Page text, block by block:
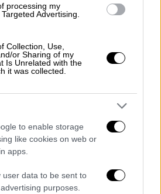
processing my
Advertising.
Collection, Use,
or Sharing of my
Is Unrelated with the
it was collected.
to enable storage
like cookies on web or
apps.
user data to be sent to
purposes.
μέρες και ώρες του
από τους
έχουμε διορίσει κι
σύμβουλο για να γίνει με
-αντιγραφή.
είναι ότι
θα
σήμερα, διότι αυτοί οι
είναι παλιοί και
να κρασάρουν, συνεπώς θα
το μεσημέρι με την
δύο σετ για δύο